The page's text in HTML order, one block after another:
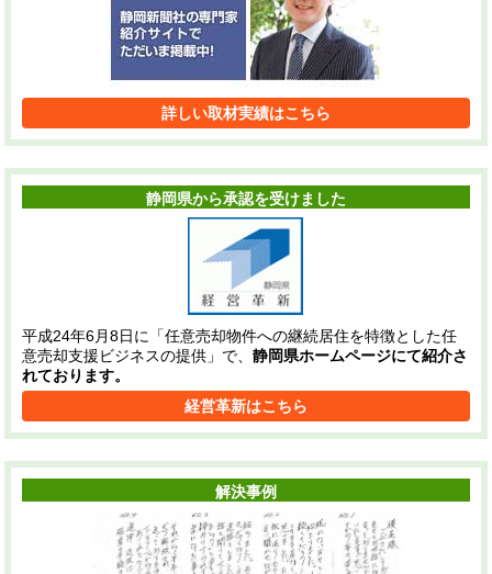
詳しい取材実績はこちら
静岡県から承認を受けました
平成24年6月8日に「任意売却物件への継続居住を特徴とした任
意売却支援ビジネスの提供」で、静岡県ホームページにて紹介さ
れております。
経営革新はこちら
解決事例